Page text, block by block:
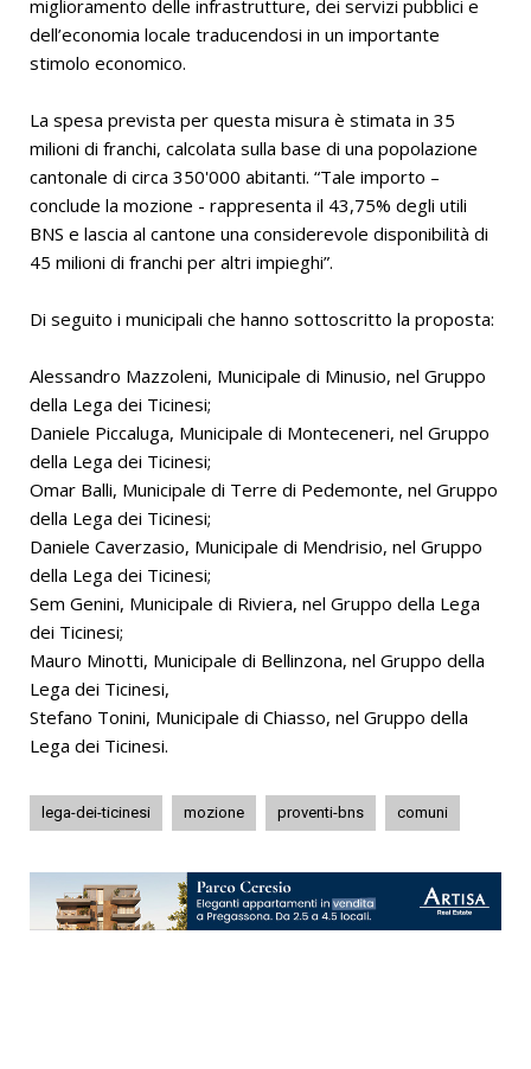
miglioramento delle infrastrutture, dei servizi pubblici e
dell’economia locale traducendosi in un importante
stimolo economico.
La spesa prevista per questa misura è stimata in 35
milioni di franchi, calcolata sulla base di una popolazione
cantonale di circa 350'000 abitanti. “Tale importo –
conclude la mozione - rappresenta il 43,75% degli utili
BNS e lascia al cantone una considerevole disponibilità di
45 milioni di franchi per altri impieghi”.
Di seguito i municipali che hanno sottoscritto la proposta:
Alessandro Mazzoleni, Municipale di Minusio, nel Gruppo
della Lega dei Ticinesi;
Daniele Piccaluga, Municipale di Monteceneri, nel Gruppo
della Lega dei Ticinesi;
Omar Balli, Municipale di Terre di Pedemonte, nel Gruppo
della Lega dei Ticinesi;
Daniele Caverzasio, Municipale di Mendrisio, nel Gruppo
della Lega dei Ticinesi;
Sem Genini, Municipale di Riviera, nel Gruppo della Lega
dei Ticinesi;
Mauro Minotti, Municipale di Bellinzona, nel Gruppo della
Lega dei Ticinesi,
Stefano Tonini, Municipale di Chiasso, nel Gruppo della
Lega dei Ticinesi.
lega-dei-ticinesi mozione proventi-bns comuni